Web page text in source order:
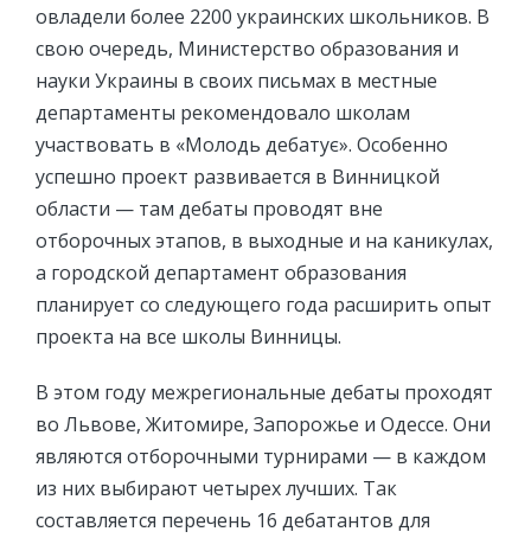
овладели более 2200 украинских школьников. В
свою очередь, Министерство образования и
науки Украины в своих письмах в местные
департаменты рекомендовало школам
участвовать в «Молодь дебатує». Особенно
успешно проект развивается в Винницкой
области — там дебаты проводят вне
отборочных этапов, в выходные и на каникулах,
а городской департамент образования
планирует со следующего года расширить опыт
проекта на все школы Винницы.
В этом году межрегиональные дебаты проходят
во Львове, Житомире, Запорожье и Одессе. Они
являются отборочными турнирами — в каждом
из них выбирают четырех лучших. Так
составляется перечень 16 дебатантов для